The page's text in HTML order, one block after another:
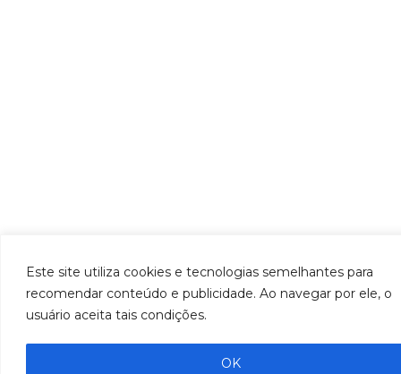
Este site utiliza cookies e tecnologias semelhantes para
recomendar conteúdo e publicidade. Ao navegar por ele, o
usuário aceita tais condições.
OK